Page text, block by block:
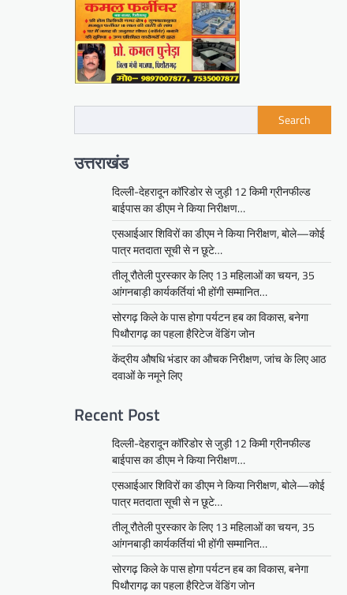
Search
उत्तराखंड
दिल्ली-देहरादून कॉरिडोर से जुड़ी 12 किमी ग्रीनफील्ड
बाईपास का डीएम ने किया निरीक्षण…
एसआईआर शिविरों का डीएम ने किया निरीक्षण, बोले—कोई
पात्र मतदाता सूची से न छूटे…
तीलू रौतेली पुरस्कार के लिए 13 महिलाओं का चयन, 35
आंगनबाड़ी कार्यकर्तियां भी होंगी सम्मानित…
सोरगढ़ किले के पास होगा पर्यटन हब का विकास, बनेगा
पिथौरागढ़ का पहला हैरिटेज वेंडिंग जोन
केंद्रीय औषधि भंडार का औचक निरीक्षण, जांच के लिए आठ
दवाओं के नमूने लिए
Recent Post
दिल्ली-देहरादून कॉरिडोर से जुड़ी 12 किमी ग्रीनफील्ड
बाईपास का डीएम ने किया निरीक्षण…
एसआईआर शिविरों का डीएम ने किया निरीक्षण, बोले—कोई
पात्र मतदाता सूची से न छूटे…
तीलू रौतेली पुरस्कार के लिए 13 महिलाओं का चयन, 35
आंगनबाड़ी कार्यकर्तियां भी होंगी सम्मानित…
सोरगढ़ किले के पास होगा पर्यटन हब का विकास, बनेगा
पिथौरागढ़ का पहला हैरिटेज वेंडिंग जोन